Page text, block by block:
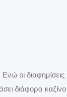
οι διαφημίσεις
διάφορα καζίνο